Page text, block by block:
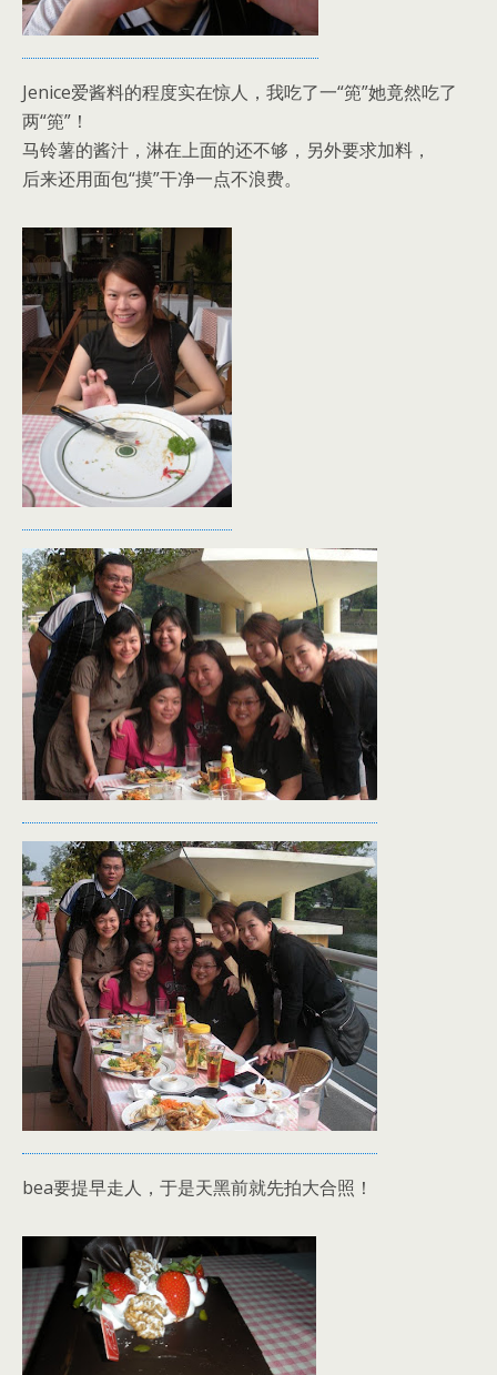
Jenice爱酱料的程度实在惊人，我吃了一“篼”她竟然吃了
两“篼”！
马铃薯的酱汁，淋在上面的还不够，另外要求加料，
后来还用面包“摸”干净一点不浪费。
bea要提早走人，于是天黑前就先拍大合照！